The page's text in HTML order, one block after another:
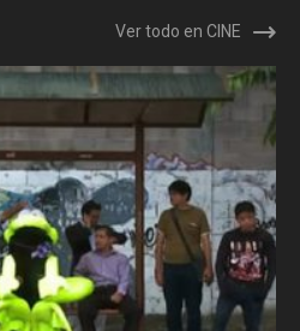
Ver todo en CINE